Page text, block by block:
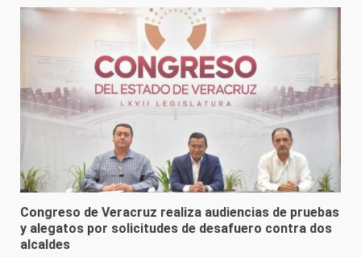
Congreso de Veracruz realiza audiencias de pruebas
y alegatos por solicitudes de desafuero contra dos
alcaldes